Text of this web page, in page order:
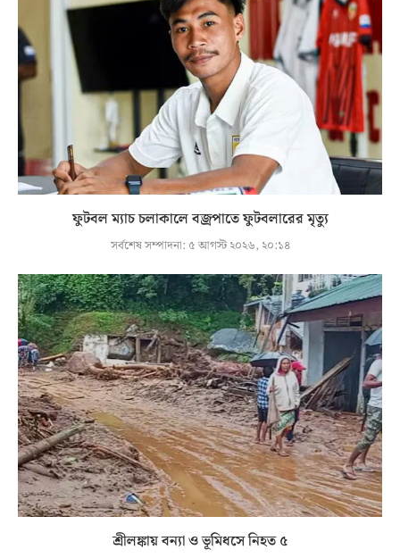
ফুটবল ম্যাচ চলাকালে বজ্রপাতে ফুটবলারের মৃত্যু
সর্বশেষ সম্পাদনা: ৫ আগস্ট ২০২৬, ২০:১৪
শ্রীলঙ্কায় বন্যা ও ভূমিধসে নিহত ৫